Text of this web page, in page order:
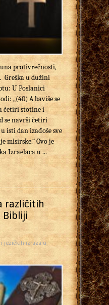
protivrečnosti,
u dužini
U Poslanici
„(40) A baviše se
četiri stotine i
se navrši četiri
isti dan izađoše sve
misirske.“ Ovo je
Izraelaca u ...
različitih
Bibliji
jezičkih izraza u